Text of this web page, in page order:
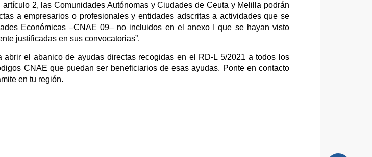
2, las Comunidades Autónomas y Ciudades de Ceuta y Melilla podrán
a empresarios o profesionales y entidades adscritas a actividades que se
Económicas –CNAE 09– no incluidos en el anexo I que se hayan visto
justificadas en sus convocatorias”.
el abanico de ayudas directas recogidas en el RD-L 5/2021 a todos los
CNAE que puedan ser beneficiarios de esas ayudas. Ponte en contacto
en tu región.